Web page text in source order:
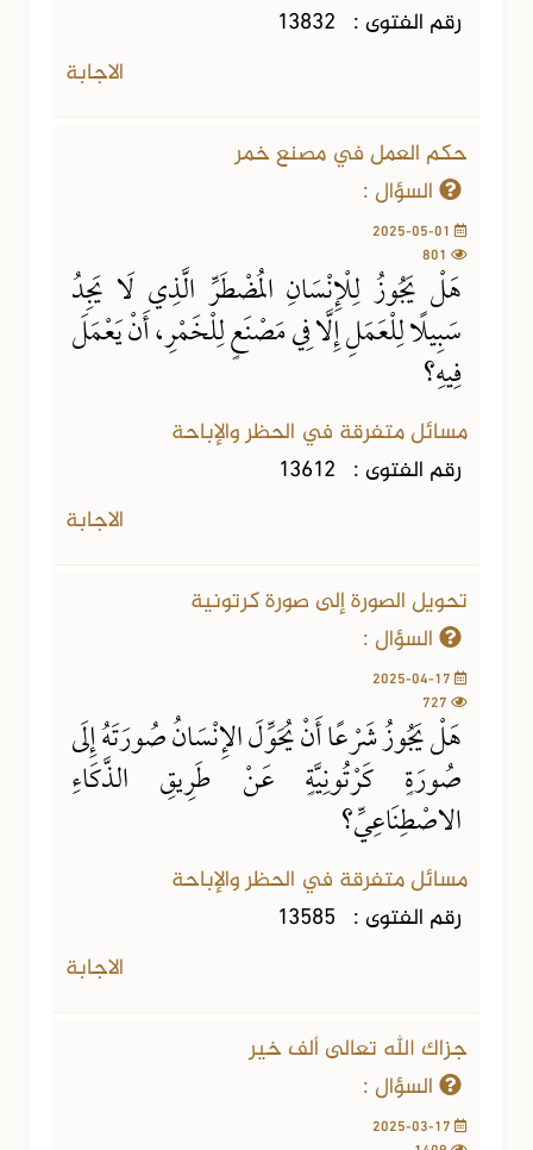
رقم الفتوى : 13832
الاجابة
حكم العمل في مصنع خمر
السؤال :
هَلْ يَجُوزُ لِلْإِنْسَانِ المُضْطَرِّ الَّذِي لَا يَجِدُ
سَبِيلًا لِلْعَمَلِ إِلَّا فِي مَصْنَعٍ لِلْخَمْرِ، أَنْ يَعْمَلَ
فِيهِ؟
مسائل متفرقة في الحظر والإباحة
رقم الفتوى : 13612
الاجابة
تحويل الصورة إلى صورة كرتونية
السؤال :
هَلْ يَجُوزُ شَرْعًا أَنْ يُحَوِّلَ الإِنْسَانُ صُورَتَهُ إِلَى
صُورَةٍ كَرْتُونِيَّةٍ عَنْ طَرِيقِ الذَّكَاءِ
الاصْطِنَاعِيِّ؟
مسائل متفرقة في الحظر والإباحة
رقم الفتوى : 13585
الاجابة
جزاك الله تعالى ألف خير
السؤال :